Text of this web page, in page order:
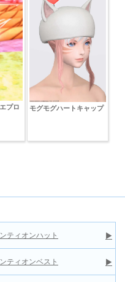
プロ
モグモグハートキャップ
ティオンハット ▶
ティオンベスト ▶